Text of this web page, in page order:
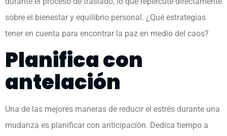
sobre el bienestar y equilibrio personal. ¿Qué estrategias
tener en cuenta para encontrar la paz en medio del caos?
Planifica con
antelación
Una de las mejores maneras de reducir el estrés durante una
mudanza es planificar con anticipación. Dedica tiempo a